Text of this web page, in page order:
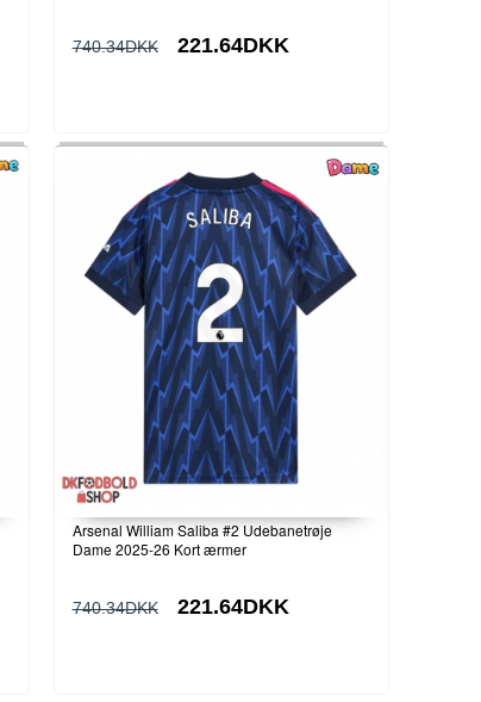
740.34DKK 221.64DKK
Arsenal William Saliba #2 Udebanetrøje
Dame 2025-26 Kort ærmer
740.34DKK 221.64DKK